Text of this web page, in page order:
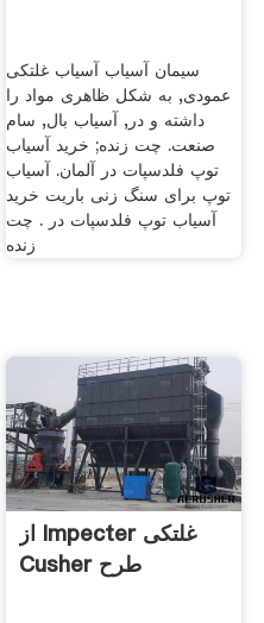
سیمان آسیاب آسیاب غلتکی
عمودی, به شکل ظاهری مواد را
داشته و در, آسیاب بال, سام
صنعت. چت زنده; خرید آسیاب
توپ فلدسپات در آلمان. آسیاب
توپ برای سنگ زنی باریت خرید
آسیاب توپ فلدسپات در . چت
زنده
از Impecter غلتکی
Cusher طرح